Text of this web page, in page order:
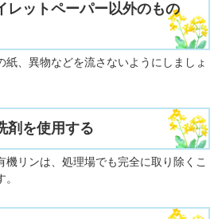
レットペーパー以外のもの
、異物などを流さないようにしましょ
剤を使用する
リンは、処理場でも完全に取り除くこ